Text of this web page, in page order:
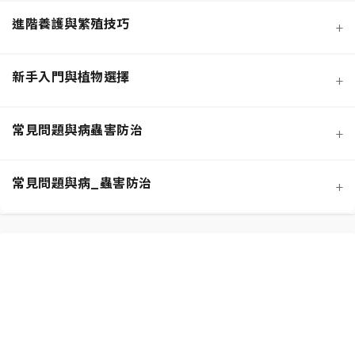
寵物安全與有毒植物清單
功能性植物推薦 (淨化空氣)
施肥策略：植物的營養補充
進階養護與繁殖技巧 +
新手入門與植物選擇 +
常見問題與病蟲害防治 +
常見問題與病_蟲害防治 +